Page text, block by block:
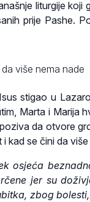
liturgije
prije Pashe.
više nema nade
stigao u
Marta i Marija
da otvore
kad se čini da
osjeća
jer su
zbog